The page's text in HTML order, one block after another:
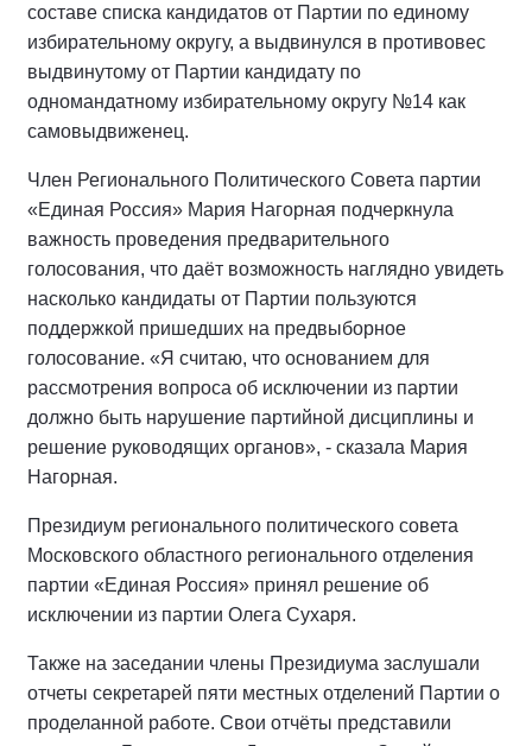
составе списка кандидатов от Партии по единому
избирательному округу, а выдвинулся в противовес
выдвинутому от Партии кандидату по
одномандатному избирательному округу №14 как
самовыдвиженец.
Член Регионального Политического Совета партии
«Единая Россия» Мария Нагорная подчеркнула
важность проведения предварительного
голосования, что даёт возможность наглядно увидеть
насколько кандидаты от Партии пользуются
поддержкой пришедших на предвыборное
голосование. «Я считаю, что основанием для
рассмотрения вопроса об исключении из партии
должно быть нарушение партийной дисциплины и
решение руководящих органов», - сказала Мария
Нагорная.
Президиум регионального политического совета
Московского областного регионального отделения
партии «Единая Россия» принял решение об
исключении из партии Олега Сухаря.
Также на заседании члены Президиума заслушали
отчеты секретарей пяти местных отделений Партии о
проделанной работе. Свои отчёты представили